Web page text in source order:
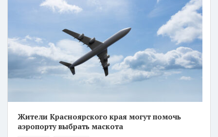
Жители Красноярского края могут помочь
аэропорту выбрать маскота